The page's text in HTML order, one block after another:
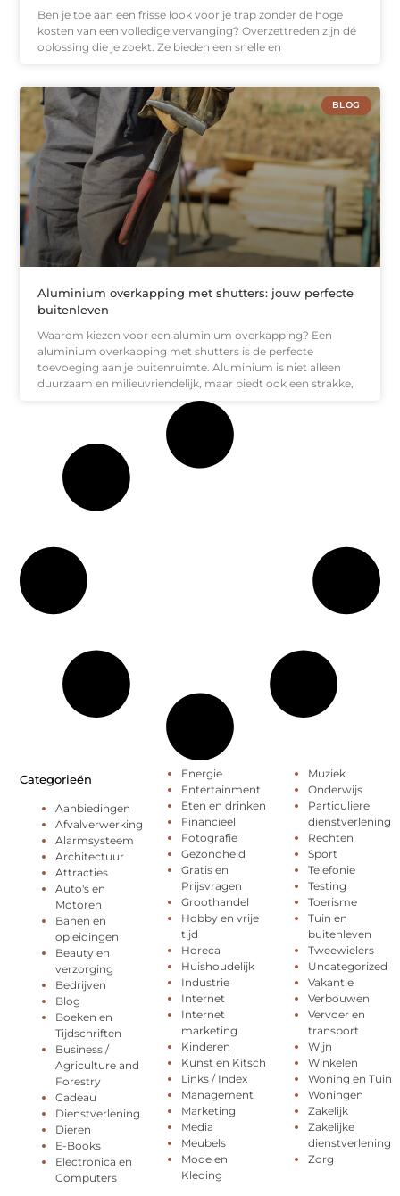
Ben je toe aan een frisse look voor je trap zonder de hoge
kosten van een volledige vervanging? Overzettreden zijn dé
oplossing die je zoekt. Ze bieden een snelle en
BLOG
Aluminium overkapping met shutters: jouw perfecte
buitenleven
Waarom kiezen voor een aluminium overkapping? Een
aluminium overkapping met shutters is de perfecte
toevoeging aan je buitenruimte. Aluminium is niet alleen
duurzaam en milieuvriendelijk, maar biedt ook een strakke,
Categorieën
Aanbiedingen
Afvalverwerking
Alarmsysteem
Architectuur
Attracties
Auto's en
Motoren
Banen en
opleidingen
Beauty en
verzorging
Bedrijven
Blog
Boeken en
Tijdschriften
Business /
Agriculture and
Forestry
Cadeau
Dienstverlening
Dieren
E-Books
Electronica en
Computers
Energie
Entertainment
Eten en drinken
Financieel
Fotografie
Gezondheid
Gratis en
Prijsvragen
Groothandel
Hobby en vrije
tijd
Horeca
Huishoudelijk
Industrie
Internet
Internet
marketing
Kinderen
Kunst en Kitsch
Links / Index
Management
Marketing
Media
Meubels
Mode en
Kleding
Muziek
Onderwijs
Particuliere
dienstverlening
Rechten
Sport
Telefonie
Testing
Toerisme
Tuin en
buitenleven
Tweewielers
Uncategorized
Vakantie
Verbouwen
Vervoer en
transport
Wijn
Winkelen
Woning en Tuin
Woningen
Zakelijk
Zakelijke
dienstverlening
Zorg